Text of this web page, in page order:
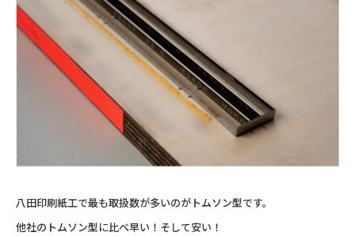
八田印刷紙工で最も取扱数が多いのがトムソン型です。
他社のトムソン型に比べ早い！そして安い！